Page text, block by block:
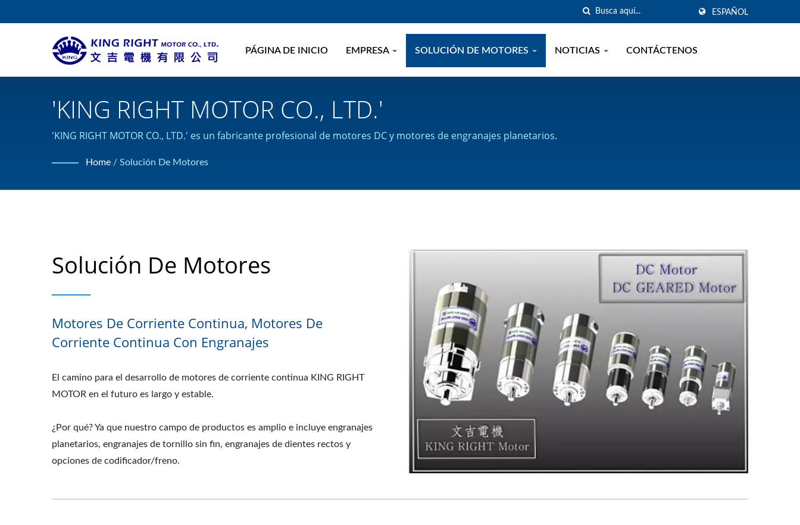
ESPAÑOL
PÁGINA DE INICIO EMPRESA SOLUCIÓN DE MOTORES NOTICIAS CONTÁCTENOS
'KING RIGHT MOTOR CO., LTD.'
'KING RIGHT MOTOR CO., LTD.' es un fabricante profesional de motores DC y motores de engranajes planetarios.
Home / Solución De Motores
Solución De Motores
Motores De Corriente Continua, Motores De
Corriente Continua Con Engranajes
El camino para el desarrollo de motores de corriente continua KING RIGHT
MOTOR en el futuro es largo y estable.
¿Por qué? Ya que nuestro campo de productos es amplio e incluye engranajes
planetarios, engranajes de tornillo sin fin, engranajes de dientes rectos y
opciones de codificador/freno.